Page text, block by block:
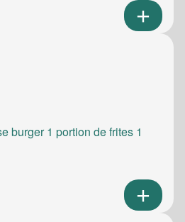
burger 1 portion de frites 1